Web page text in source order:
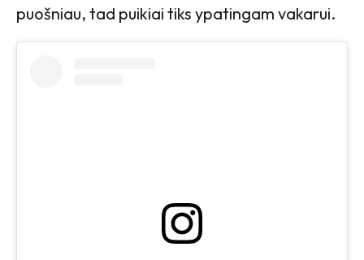
puošniau, tad puikiai tiks ypatingam vakarui.